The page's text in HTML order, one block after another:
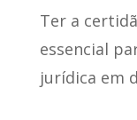
Ter a
essencial
jurídica em